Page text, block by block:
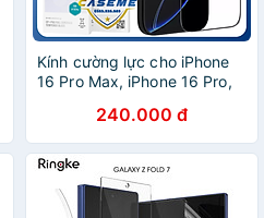
Kính cường lực cho iPhone
16 Pro Max, iPhone 16 Pro,
hiệu NillkinAmazing CP+ Pro
full màn hình, chống vân tay,
chống vỡ, chống xước cao
cấp - Hàng chính hãng
240.000 đ